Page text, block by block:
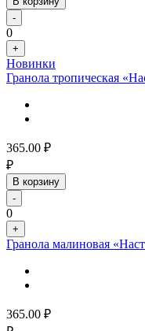
-
0
+
Новинки
Гранола тропическая
365.00 ₽
₽
В корзину
-
0
+
Гранола малиновая
365.00 ₽